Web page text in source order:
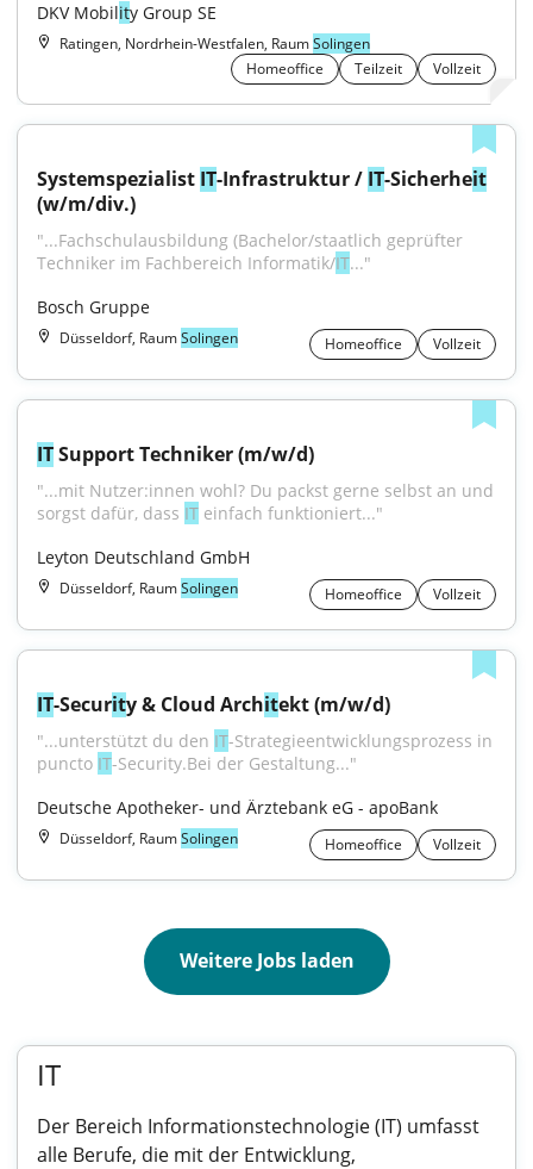
DKV Mobility Group SE
Ratingen, Nordrhein-Westfalen, RaumSolingen
Homeoffice
Teilzeit Vollzeit
Systemspezialist IT-Infrastruktur / IT-Sicherheit
(w/m/div.)
"...Fachschulausbildung (Bachelor/staatlich geprüfter
Techniker im Fachbereich Informatik/IT..."
Bosch Gruppe
Düsseldorf, RaumSolingen Homeoffice Vollzeit
IT Support Techniker (m/w/d)
"...mit Nutzer:innen wohl? Du packst gerne selbst an und
sorgst dafür, dass IT einfach funktioniert..."
Leyton Deutschland GmbH
Düsseldorf, RaumSolingen Homeoffice Vollzeit
IT-Security & Cloud Architekt (m/w/d)
"...unterstützt du den IT-Strategieentwicklungsprozess in
puncto IT-Security.Bei der Gestaltung..."
Deutsche Apotheker- und Ärztebank eG - apoBank
Düsseldorf, RaumSolingen Homeoffice Vollzeit
Weitere Jobs laden
IT
Der Bereich Informationstechnologie (IT) umfasst
alle Berufe, die mit der Entwicklung,